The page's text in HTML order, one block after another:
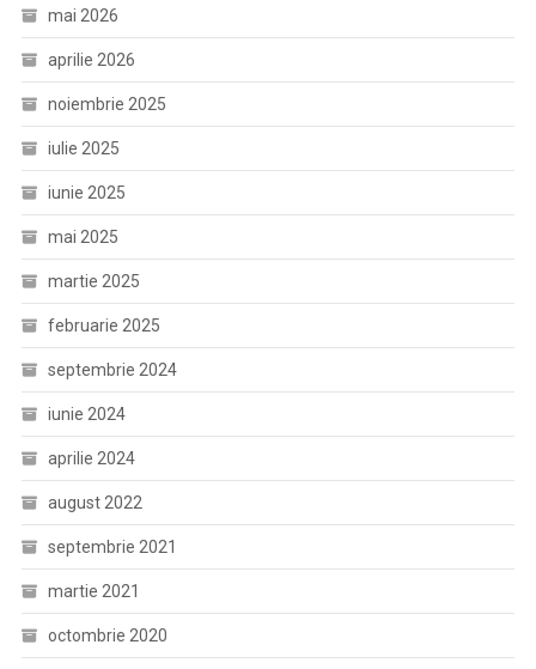
mai 2026
aprilie 2026
noiembrie 2025
iulie 2025
iunie 2025
mai 2025
martie 2025
februarie 2025
septembrie 2024
iunie 2024
aprilie 2024
august 2022
septembrie 2021
martie 2021
octombrie 2020